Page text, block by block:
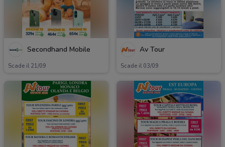
Secondhand Mobile
Scade il 21/09
Av Tour
Scade il 03/09